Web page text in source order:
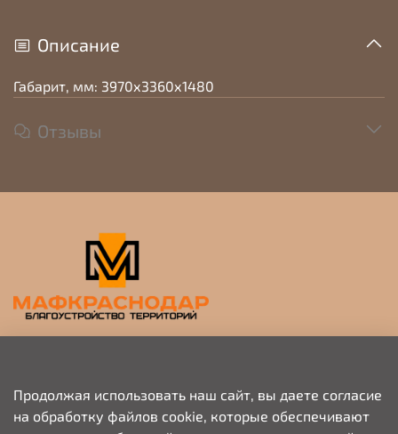
Описание
Габарит, мм: 3970х3360х1480
Отзывы
+79676703333
Продолжая использовать наш сайт, вы даете согласие
на обработку файлов cookie, которые обеспечивают